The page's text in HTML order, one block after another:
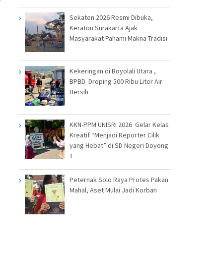
Sekaten 2026 Resmi Dibuka,
Keraton Surakarta Ajak
Masyarakat Pahami Makna Tradisi
Kekeringan di Boyolali Utara ,
BPBD Droping 500 Ribu Liter Air
Bersih
KKN-PPM UNISRI 2026 Gelar Kelas
Kreatif “Menjadi Reporter Cilik
yang Hebat” di SD Negeri Doyong
1
Peternak Solo Raya Protes Pakan
Mahal, Aset Mulai Jadi Korban